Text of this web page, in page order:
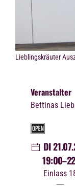
Lieblingskräuter
Veranstalter
Bettinas
DI
19:00
Einlass